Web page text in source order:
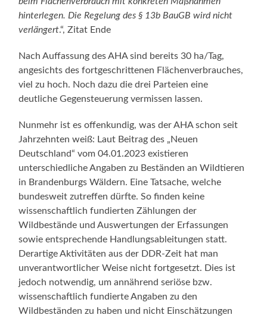
hinterlegen. Die Regelung des § 13b BauGB wird nicht
verlängert.“, Zitat Ende
Nach Auffassung des AHA sind bereits 30 ha/Tag,
angesichts des fortgeschrittenen Flächenverbrauches,
viel zu hoch. Noch dazu die drei Parteien eine
deutliche Gegensteuerung vermissen lassen.
Nunmehr ist es offenkundig, was der AHA schon seit
Jahrzehnten weiß: Laut Beitrag des „Neuen
Deutschland“ vom 04.01.2023 existieren
unterschiedliche Angaben zu Beständen an Wildtieren
in Brandenburgs Wäldern. Eine Tatsache, welche
bundesweit zutreffen dürfte. So finden keine
wissenschaftlich fundierten Zählungen der
Wildbestände und Auswertungen der Erfassungen
sowie entsprechende Handlungsableitungen statt.
Derartige Aktivitäten aus der DDR-Zeit hat man
unverantwortlicher Weise nicht fortgesetzt. Dies ist
jedoch notwendig, um annährend seriöse bzw.
wissenschaftlich fundierte Angaben zu den
Wildbeständen zu haben und nicht Einschätzungen